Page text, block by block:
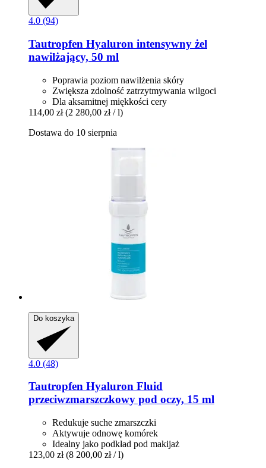
4.0 (94)
Tautropfen Hyaluron intensywny żel
nawilżający, 50 ml
Poprawia poziom nawilżenia skóry
Zwiększa zdolność zatrzytmywania wilgoci
Dla aksamitnej miękkości cery
114,00 zł (2 280,00 zł / l)
Dostawa do 10 sierpnia
Do koszyka
4.0 (48)
Tautropfen Hyaluron Fluid
przeciwzmarszczkowy pod oczy, 15 ml
Redukuje suche zmarszczki
Aktywuje odnowę komórek
Idealny jako podkład pod makijaż
123,00 zł (8 200,00 zł / l)